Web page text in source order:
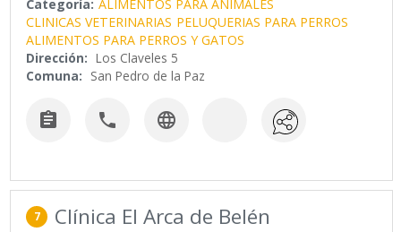
Categoría: ALIMENTOS PARA ANIMALES
CLINICAS VETERINARIAS PELUQUERIAS PARA PERROS
ALIMENTOS PARA PERROS Y GATOS
Dirección: Los Claveles 5
Comuna: San Pedro de la Paz
  
7 Clínica El Arca de Belén